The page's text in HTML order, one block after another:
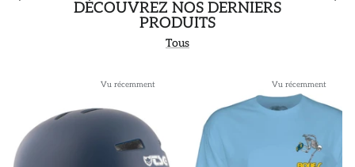
DÉCOUVREZ NOS DERNIERS
PRODUITS
Tous
Vu récemment Vu récemment